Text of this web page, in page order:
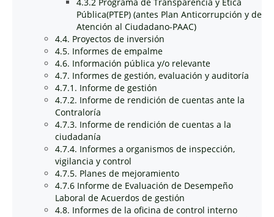
Pública(PTEP) (antes Plan Anticorrupción y de
Atención al Ciudadano-PAAC)
4.4. Proyectos de inversión
4.5. Informes de empalme
4.6. Información pública y/o relevante
4.7. Informes de gestión, evaluación y auditoría
4.7.1. Informe de gestión
4.7.2. Informe de rendición de cuentas ante la
Contraloría
4.7.3. Informe de rendición de cuentas a la
ciudadanía
4.7.4. Informes a organismos de inspección,
vigilancia y control
4.7.5. Planes de mejoramiento
4.7.6 Informe de Evaluación de Desempeño
Laboral de Acuerdos de gestión
4.8. Informes de la oficina de control interno